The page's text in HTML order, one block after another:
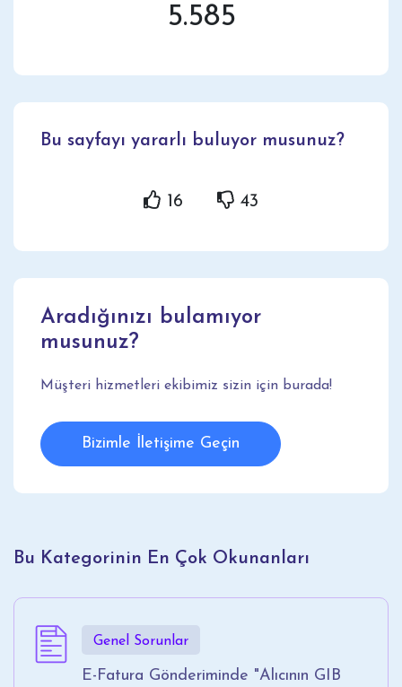
5.585
Bu sayfayı yararlı buluyor musunuz?
16 43
Aradığınızı bulamıyor
musunuz?
Müşteri hizmetleri ekibimiz sizin için burada!
Bizimle İletişime Geçin
Bu Kategorinin En Çok Okunanları
Genel Sorunlar
E-Fatura Gönderiminde "Alıcının GIB